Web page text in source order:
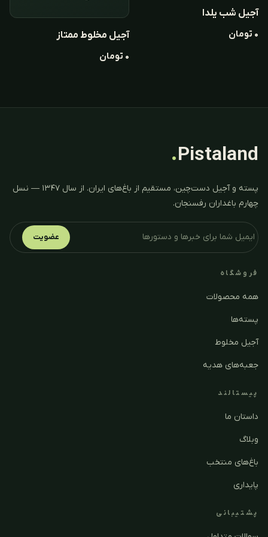
آجیل شب یلدا
۰ تومان
آجیل مخلوط ممتاز
۰ تومان
Pistaland
.
پسته و آجیل دست‌چین، مستقیم از باغ‌های ایران. از سال ۱۳۴۷ — نسل
چهارم باغداران رفسنجان.
عضویت
فروشگاه
همه محصولات
پسته‌ها
آجیل مخلوط
جعبه‌های هدیه
پیستالند
داستان ما
وبلاگ
باغ‌های منتخب
پایداری
پشتیبانی